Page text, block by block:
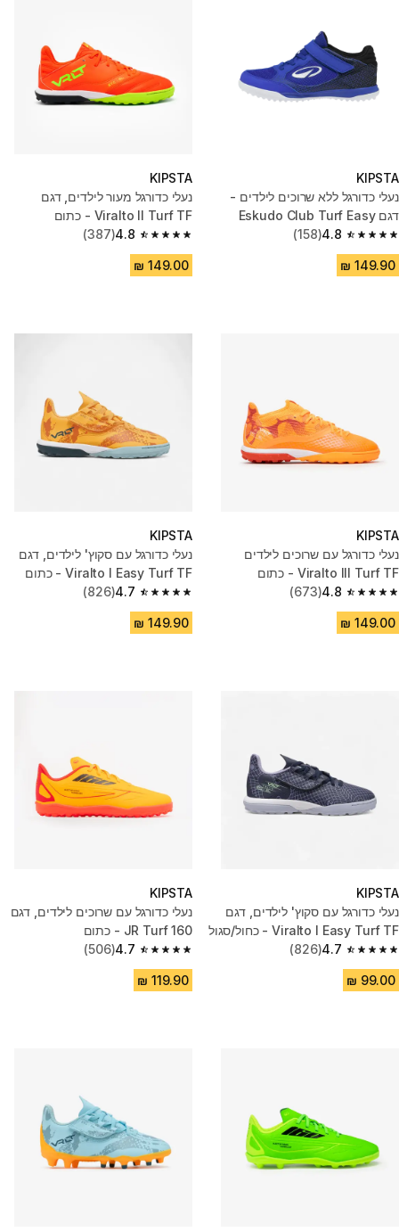
KIPSTA
נעלי כדורגל ללא שרוכים לילדים -
דגם Eskudo Club Turf Easy
4.8
4.8 out of 5 stars from 158 reviews
(158)
KIPSTA
נעלי כדורגל מעור לילדים, דגם
Viralto II Turf TF - כתום
4.8
4.8 out of 5 stars from 387 reviews
(387)
KIPSTA
נעלי כדורגל עם שרוכים לילדים
Viralto III Turf TF - כתום
4.8
4.8 out of 5 stars from 673 reviews
(673)
KIPSTA
נעלי כדורגל עם סקוץ' לילדים, דגם
Viralto I Easy Turf TF - כתום
4.7
4.7 out of 5 stars from 826 reviews
(826)
KIPSTA
נעלי כדורגל עם סקוץ' לילדים, דגם
Viralto I Easy Turf TF - כחול/סגול
4.7
4.7 out of 5 stars from 826 reviews
(826)
KIPSTA
נעלי כדורגל עם שרוכים לילדים, דגם
160 JR Turf - כתום
4.7
4.7 out of 5 stars from 506 reviews
(506)